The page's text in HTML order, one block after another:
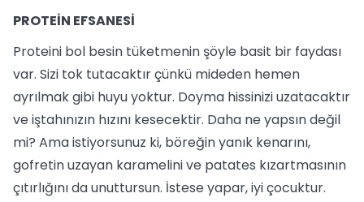
PROTEİN EFSANESİ
Proteini bol besin tüketmenin şöyle basit bir faydası
var. Sizi tok tutacaktır çünkü mideden hemen
ayrılmak gibi huyu yoktur. Doyma hissinizi uzatacaktır
ve iştahınızın hızını kesecektir. Daha ne yapsın değil
mi? Ama istiyorsunuz ki, böreğin yanık kenarını,
gofretin uzayan karamelini ve patates kızartmasının
çıtırlığını da unuttursun. İstese yapar, iyi çocuktur.